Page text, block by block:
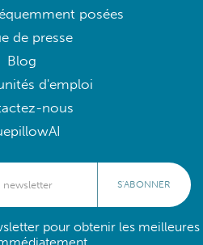
posées
de presse
Blog
d'emploi
nous
S'ABONNER
pour obtenir les meilleures